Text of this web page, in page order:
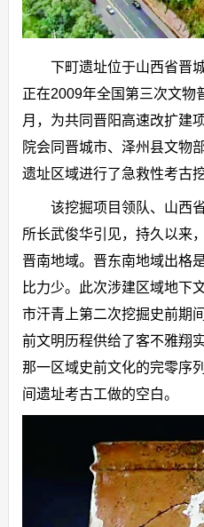
下町遗址位于山西省晋城
正在2009年全国第三次文物
月，为共同晋阳高速改扩建
院会同晋城市、泽州县文物
遗址区域进行了急救性考古挖
该挖掘项目领队、山西省
所长武俊华引见，持久以来
晋南地域。晋东南地域出格
比力少。此次涉建区域地下
市汗青上第二次挖掘史前期
前文明历程供给了客不雅翔
那一区域史前文化的完零序
间遗址考古工做的空白。